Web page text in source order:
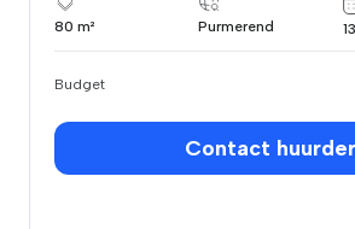
80 m² Purmerend
Budget
Contact huurder